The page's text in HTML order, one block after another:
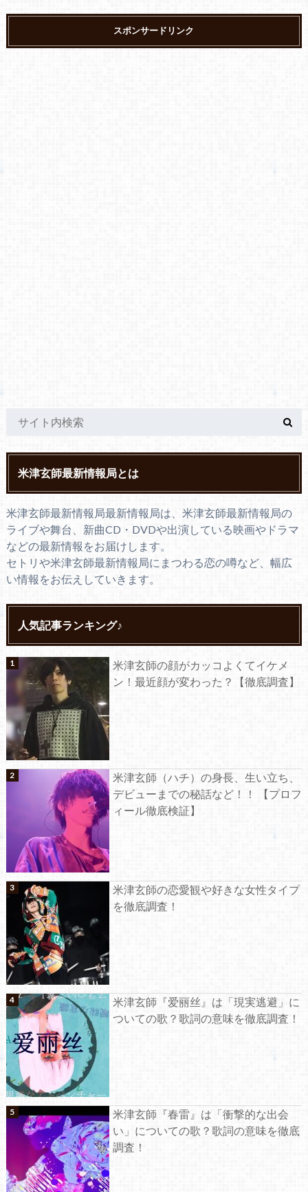
スポンサードリンク
米津玄師最新情報局とは
米津玄師最新情報局最新情報局は、米津玄師最新情報局の
ライブや舞台、新曲CD・DVDや出演している映画やドラマ
などの最新情報をお届けします。
セトリや米津玄師最新情報局にまつわる恋の噂など、幅広
い情報をお伝えしていきます。
人気記事ランキング♪
米津玄師の顔がカッコよくてイケメ
ン！最近顔が変わった？【徹底調査】
米津玄師（ハチ）の身長、生い立ち、
デビューまでの秘話など！！ 【プロフ
ィール徹底検証】
米津玄師の恋愛観や好きな女性タイプ
を徹底調査！
米津玄師『爱丽丝』は「現実逃避」に
ついての歌？歌詞の意味を徹底調査！
米津玄師『春雷』は「衝撃的な出会
い」についての歌？歌詞の意味を徹底
調査！